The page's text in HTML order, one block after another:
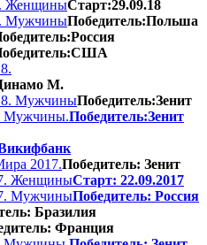
ЖенщиныСтарт:29.09.18
МужчиныПобедитель:Польша
М.
МужчиныПобедитель:Зенит
Мужчины.Победитель:Зенит
2017.Победитель: Зенит
ЖенщиныСтарт: 22.09.2017
МужчиныПобедитель: Россия
Бразилия
Франция